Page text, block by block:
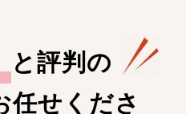
と評判の
任せくださ